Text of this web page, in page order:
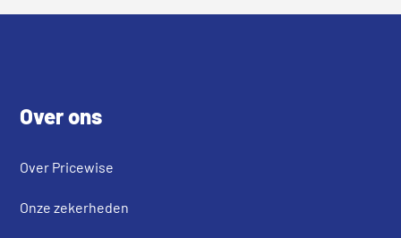
Over ons
Over Pricewise
Onze zekerheden